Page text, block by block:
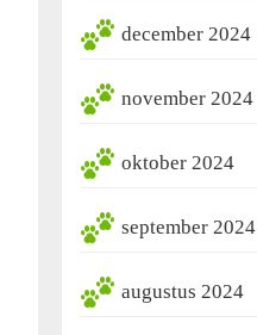
december 2024
november 2024
oktober 2024
september 2024
augustus 2024